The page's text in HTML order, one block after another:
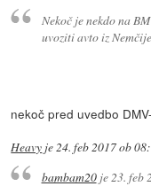
Nekoč je nekdo na
uvoziti avto iz
nekoč pred uvedbo
Heavy je24. feb 2017 ob
bambam20je 23. feb